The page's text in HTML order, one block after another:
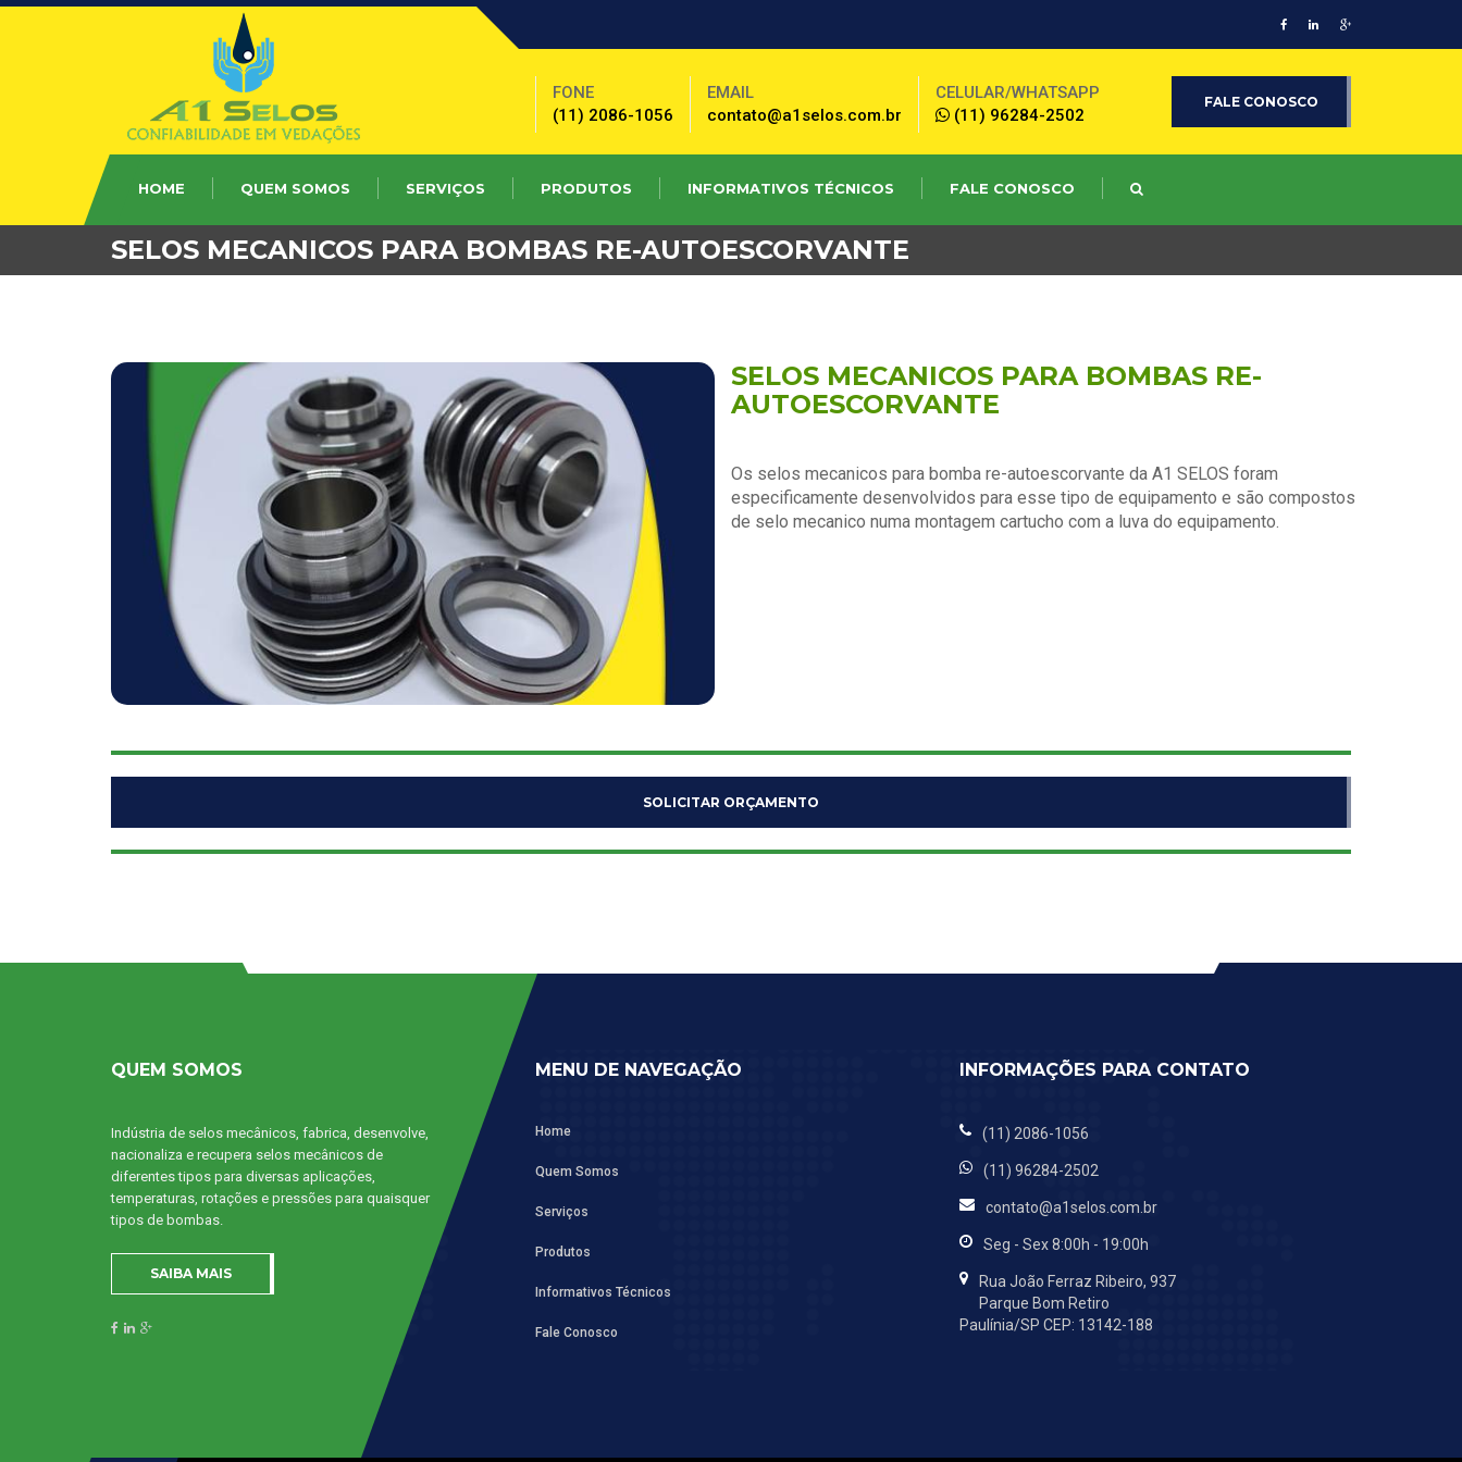
FONE
(11) 2086-1056
EMAIL
contato@a1selos.com.br
CELULAR/WHATSAPP
(11) 96284-2502
FALE CONOSCO
HOME QUEM SOMOS SERVIÇOS PRODUTOS INFORMATIVOS TÉCNICOS FALE CONOSCO
SELOS MECANICOS PARA BOMBAS RE-AUTOESCORVANTE
SELOS MECANICOS PARA BOMBAS RE-
AUTOESCORVANTE
Os selos mecanicos para bomba re-autoescorvante da A1 SELOS foram
especificamente desenvolvidos para esse tipo de equipamento e são compostos
de selo mecanico numa montagem cartucho com a luva do equipamento.
SOLICITAR ORÇAMENTO
QUEM SOMOS
Indústria de selos mecânicos, fabrica, desenvolve,
nacionaliza e recupera selos mecânicos de
diferentes tipos para diversas aplicações,
temperaturas, rotações e pressões para quaisquer
tipos de bombas.
SAIBA MAIS
MENU DE NAVEGAÇÃO
Home
Quem Somos
Serviços
Produtos
Informativos Técnicos
Fale Conosco
INFORMAÇÕES PARA CONTATO
(11) 2086-1056
(11) 96284-2502
contato@a1selos.com.br
Seg - Sex 8:00h - 19:00h
Rua João Ferraz Ribeiro, 937
Parque Bom Retiro
Paulínia/SP CEP: 13142-188